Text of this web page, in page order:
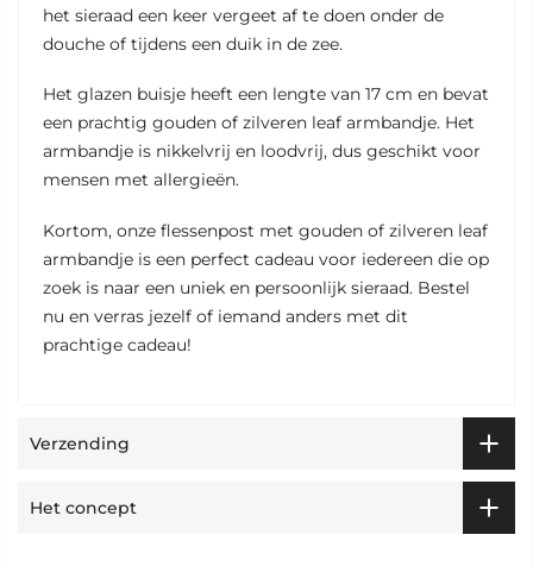
het sieraad een keer vergeet af te doen onder de
douche of tijdens een duik in de zee.
Het glazen buisje heeft een lengte van 17 cm en bevat
een prachtig gouden of zilveren leaf armbandje. Het
armbandje is nikkelvrij en loodvrij, dus geschikt voor
mensen met allergieën.
Kortom, onze flessenpost met gouden of zilveren leaf
armbandje is een perfect cadeau voor iedereen die op
zoek is naar een uniek en persoonlijk sieraad. Bestel
nu en verras jezelf of iemand anders met dit
prachtige cadeau!
Verzending
Het concept